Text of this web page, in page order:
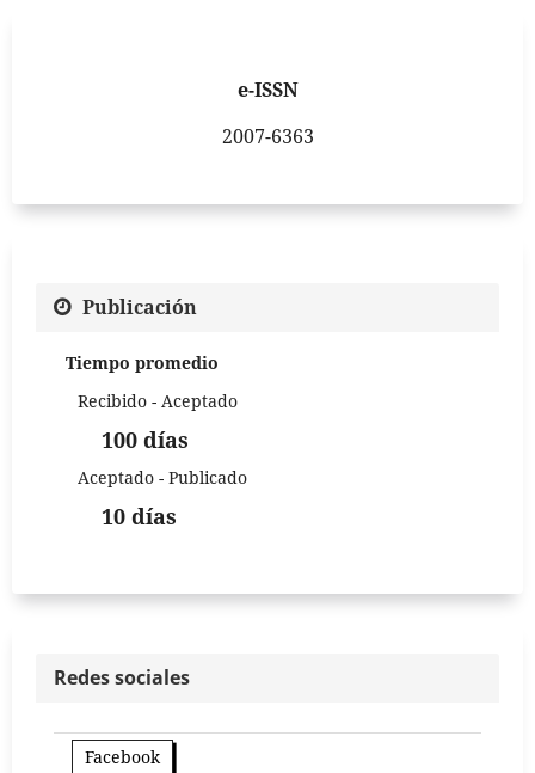
e-ISSN
2007-6363
Publicación
Tiempo promedio
Recibido - Aceptado
100 días
Aceptado - Publicado
10 días
Redes sociales
Facebook